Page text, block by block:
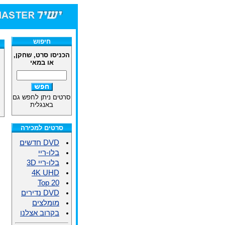
חיפוש
הכניסו סרט, שחקן,
או במאי
סרטים ניתן לחפש גם
באנגלית
סרטים למכירה
DVD חדשים
בלו-ריי
בלו-ריי 3D
4K UHD
Top 20
DVD נדירים
מומלצים
בקרוב אצלנו